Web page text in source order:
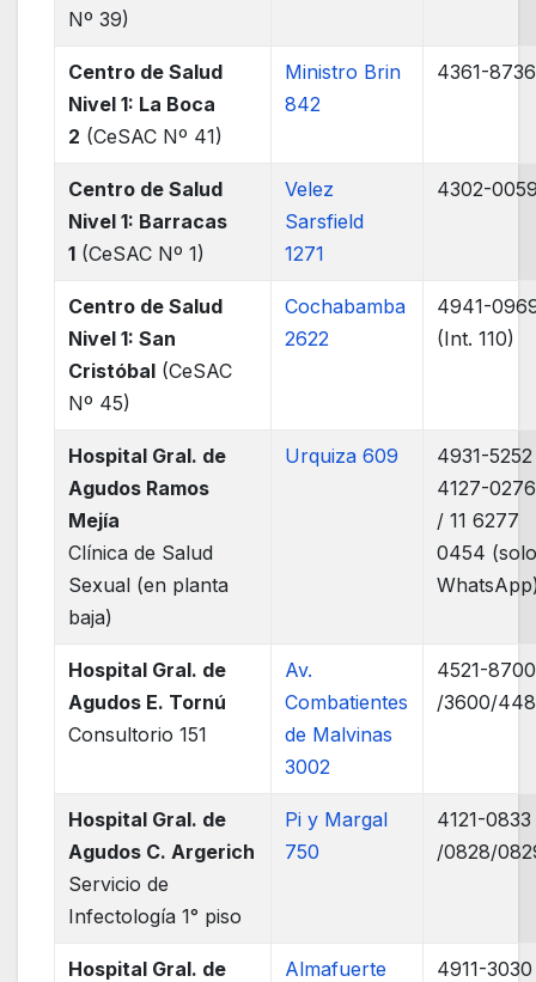
Nº 39)
Centro de Salud
Nivel 1: La Boca
2 (CeSAC Nº 41)
Ministro Brin
842
4361-8736
Centro de Salud
Nivel 1: Barracas
1 (CeSAC Nº 1)
Velez
Sarsfield
1271
4302-
Centro de Salud
Nivel 1: San
Cristóbal (CeSAC
Nº 45)
Cochabamba
2622
4941-
(Int. 110)
Hospital Gral. de
Agudos Ramos
Mejía
Clínica de Salud
Sexual (en planta
baja)
Urquiza 609
4931-
4127-0276
/ 11 6277
0454
Hospital Gral. de
Agudos E. Tornú
Consultorio 151
Av.
Combatientes
de Malvinas
3002
4521-8700
/3600/
Hospital Gral. de
Agudos C. Argerich
Servicio de
Infectología 1° piso
Pi y Margal
750
4121-0833
/0828/
Hospital Gral. de
Almafuerte
4911-3030